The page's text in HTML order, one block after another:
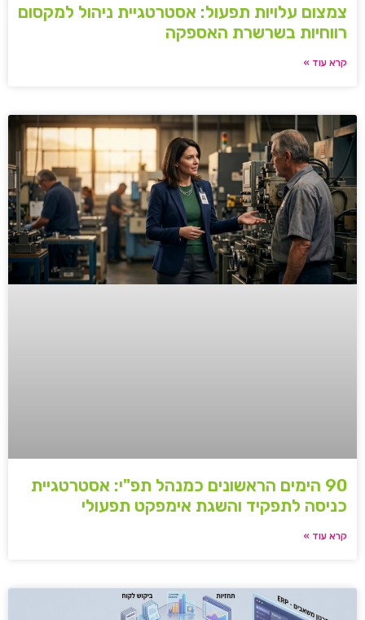
צמצום עלויות תפעול: אסטרטגיית ניהול למקסום
רווחיות בשרשרת האספקה
קרא עוד »
90 הימים הראשונים כמנהל תפ"י: אסטרטגיית
כניסה לתפקיד והשגת אימפקט תפעולי
קרא עוד »